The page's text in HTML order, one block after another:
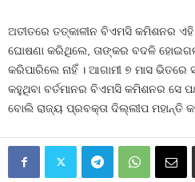
ଅତୀତରେ ତତ୍କାଳୀନ ବିଏମସି କମିଶନର ଏହି
ଘୋଷଣା କରିଥିଲେ, ତାଙ୍କର ବଦଳି
କରିପାରିଲେ ନାହିଁ । ଆଗାମୀ ୭ ମାସ
କହୁଥିବା ବର୍ତମାନର ବିଏମସି କମିଶନର ସେ
ବୋଲି ରାଜ୍ୟ ପ୍ରବକ୍ତା ଦିଲ୍ଲୀପ ମହାନ୍ତି